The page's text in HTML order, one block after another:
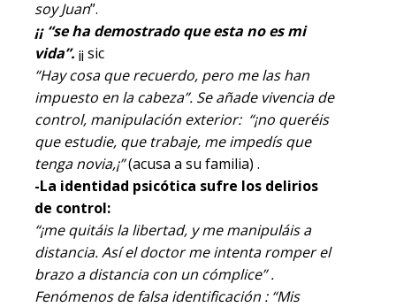
soy Juan”.
¡¡ “se ha demostrado que esta no es mi
vida”. ¡¡ sic
“Hay cosa que recuerdo, pero me las han
impuesto en la cabeza”. Se añade vivencia de
control, manipulación exterior: “¡no queréis
que estudie, que trabaje, me impedís que
tenga novia,¡”(acusa a su familia) .
-La identidad psicótica sufre los delirios
de control:
“¡me quitáis la libertad, y me manipuláis a
distancia. Así el doctor me intenta romper el
brazo a distancia con un cómplice” .
Fenómenos de falsa identificación : “Mis